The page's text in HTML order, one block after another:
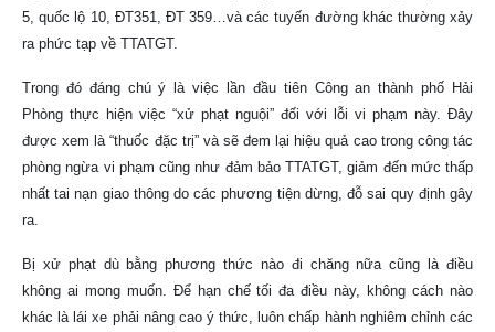
5, quốc lộ 10, ĐT351, ĐT 359…và các tuyến đường khác thường xảy
ra phức tạp về TTATGT.
Trong đó đáng chú ý là việc lần đầu tiên Công an thành phố Hải
Phòng thực hiện việc “xử phạt nguội” đối với lỗi vi phạm này. Đây
được xem là “thuốc đặc trị” và sẽ đem lại hiệu quả cao trong công tác
phòng ngừa vi phạm cũng như đảm bảo TTATGT, giảm đến mức thấp
nhất tai nạn giao thông do các phương tiện dừng, đỗ sai quy định gây
ra.
Bị xử phạt dù bằng phương thức nào đi chăng nữa cũng là điều
không ai mong muốn. Để hạn chế tối đa điều này, không cách nào
khác là lái xe phải nâng cao ý thức, luôn chấp hành nghiêm chỉnh các